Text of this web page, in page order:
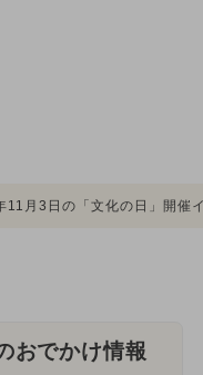
11月3日の「文化の日」開
おでかけ情報